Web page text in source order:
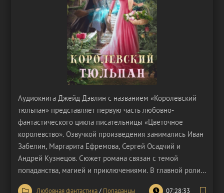
Аудиокнига Джейд Дэвлин с названием «Королевский
тюльпан» представляет первую часть любовно-
фантастического цикла писательницы «Цветочное
королевство». Озвучкой произведения занимались Иван
Забелин, Маргарита Ефремова, Сергей Осадчий и
Андрей Кузнецов. Сюжет романа связан с темой
попаданства, магией и приключениями. В главной роли
оказывается Алина. Она – опытный флорист, поэтому о
Любовная фантастика/ Попаданцы 07:28:33